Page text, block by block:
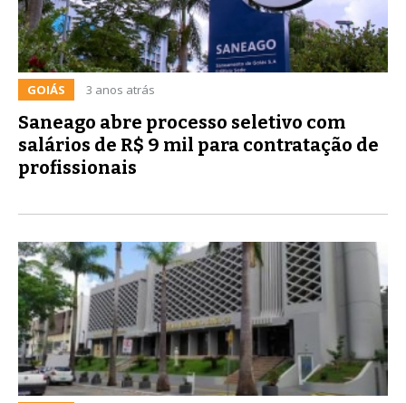
GOIÁS 3 anos atrás
Saneago abre processo seletivo com
salários de R$ 9 mil para contratação de
profissionais